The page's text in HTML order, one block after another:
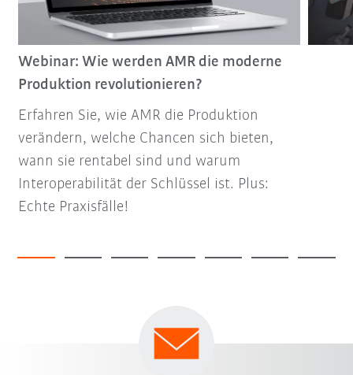
Webinar: Wie werden AMR die moderne
Produktion revolutionieren?
Erfahren Sie, wie AMR die Produktion
verändern, welche Chancen sich bieten,
wann sie rentabel sind und warum
Interoperabilität der Schlüssel ist. Plus:
Echte Praxisfälle!